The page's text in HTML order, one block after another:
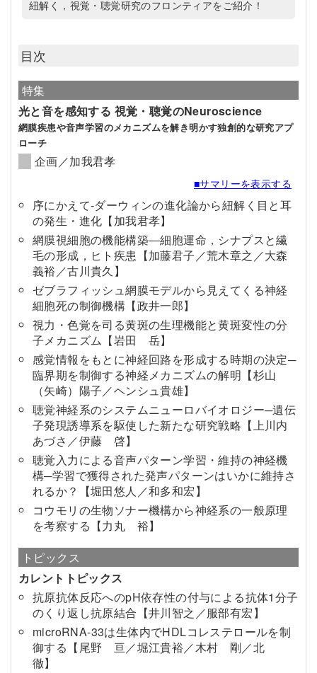
紐解く，視覚・聴覚研究のフロンティアをご紹介！
目次
特集
光と音を感知する 視覚・聴覚のNeuroscience
網膜疾患や音声学習のメカニズムを解き明かす独創的な研究アプ
ローチ
企画／加我君孝
■サマリーを表示する
序にかえて-ダーウィンの進化論から紐解く目と耳
の発生・進化【加我君孝】
網膜視細胞の機能構築―細胞運命，シナプスと繊
毛の形成，ヒト疾患【加藤君子／荒木章之／大森
義裕／古川貴久】
ゼブラフィッシュ網膜モデルから見えてくる神経
細胞死の制御機構【政井一郎】
視力・色覚を司る黄斑の生理機能と黄斑変性の分
子メカニズム【岩田 岳】
感覚情報をもとに神経回路を形成する時期の決定─
臨界期を制御する神経メカニズムの解明【杉山
（矢崎）陽子／ヘンシュ貴雄】
聴覚神経系のシステムニューロバイオロジー─遺伝
子発現誘導系を駆使した新たな研究戦略【上川内
あづさ／伊藤 啓】
聴覚入力による音声パターン学習・維持の神経機
構─学習で獲得された発声パターンはいかに維持さ
れるか？【堀田悠人／和多和宏】
コウモリの生物ソナー機構から神経系の一般原理
を考察する【力丸 裕】
トピックス
カレントトピックス
抗原抗体反応へのpH依存性の付与による抗体1分子
のくり返し抗原結合【井川智之／服部有宏】
microRNA-33は生体内でHDLコレステロールを制
御する【尾野 亘／堀江貴裕／木村 剛／北
徹】